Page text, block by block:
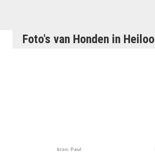
Foto's van Honden in Heiloo
bron: Paul